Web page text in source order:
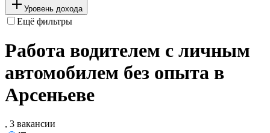
Уровень дохода
Ещё фильтры
Работа водителем с личным
автомобилем без опыта в
Арсеньеве
, 3 вакансии